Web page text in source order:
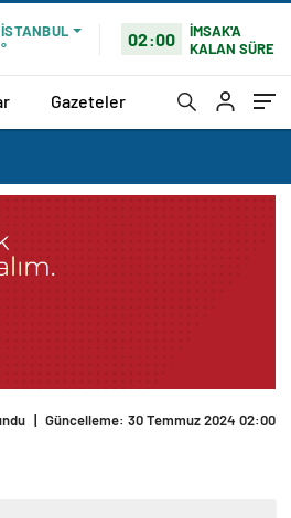
İSTANBUL
°
02:00
İMSAK'A
KALAN SÜRE
Gazeteler
| Güncelleme: 30 Temmuz 2024 02:00